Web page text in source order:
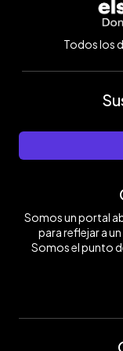
Todos los
Somos un portal
para reflejar a un
Somos el punto